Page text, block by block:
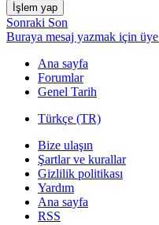
İşlem yap
Sonraki Son
Buraya mesaj yazmak için
Ana sayfa
Forumlar
Genel Tarih
Türkçe (TR)
Bize ulaşın
Şartlar ve kurallar
Gizlilik politikası
Yardım
Ana sayfa
RSS